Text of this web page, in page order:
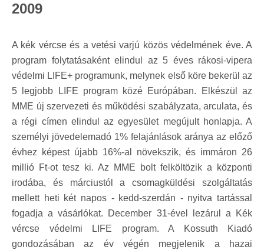
2009
A kék vércse és a vetési varjú közös védelmének éve. A
program folytatásaként elindul az 5 éves rákosi-vipera
védelmi LIFE+ programunk, melynek első köre bekerül az
5 legjobb LIFE program közé Európában. Elkészül az
MME új szervezeti és működési szabályzata, arculata, és
a régi címen elindul az egyesület megújult honlapja. A
személyi jövedelemadó 1% felajánlások aránya az előző
évhez képest újabb 16%-al növekszik, és immáron 26
millió Ft-ot tesz ki. Az MME bolt felköltözik a központi
irodába, és márciustól a csomagküldési szolgáltatás
mellett heti két napos - kedd-szerdán - nyitva tartással
fogadja a vásárlókat. December 31-ével lezárul a Kék
vércse védelmi LIFE program. A Kossuth Kiadó
gondozásában az év végén megjelenik a hazai